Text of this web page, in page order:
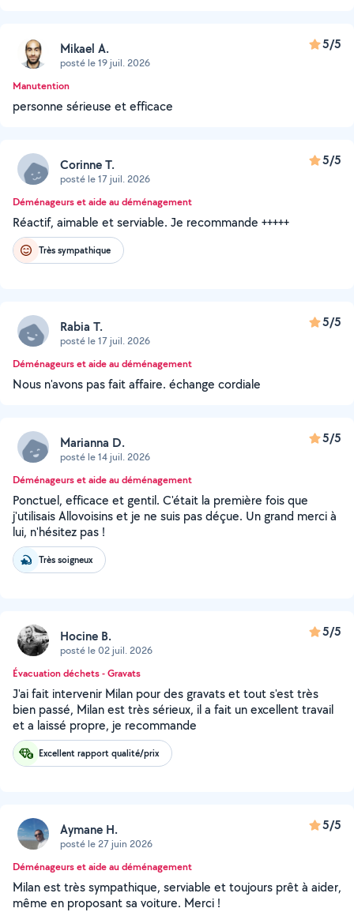
Mikael A.
posté le 19 juil. 2026
5/5
Manutention
personne sérieuse et efficace
Corinne T.
posté le 17 juil. 2026
5/5
Déménageurs et aide au déménagement
Réactif, aimable et serviable. Je recommande +++++
Très sympathique
Rabia T.
posté le 17 juil. 2026
5/5
Déménageurs et aide au déménagement
Nous n'avons pas fait affaire. échange cordiale
Marianna D.
posté le 14 juil. 2026
5/5
Déménageurs et aide au déménagement
Ponctuel, efficace et gentil. C'était la première fois que
j'utilisais Allovoisins et je ne suis pas déçue. Un grand merci à
lui, n'hésitez pas !
Très soigneux
Hocine B.
posté le 02 juil. 2026
5/5
Évacuation déchets - Gravats
J'ai fait intervenir Milan pour des gravats et tout s'est très
bien passé, Milan est très sérieux, il a fait un excellent travail
et a laissé propre, je recommande
Excellent rapport qualité/prix
Aymane H.
posté le 27 juin 2026
5/5
Déménageurs et aide au déménagement
Milan est très sympathique, serviable et toujours prêt à aider,
même en proposant sa voiture. Merci !